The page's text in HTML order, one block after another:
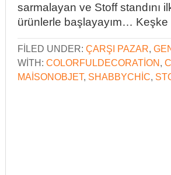
sarmalayan ve Stoff standını
ürünlerle başlayayım… Keşke
FILED UNDER: ÇARŞI PAZAR,
WITH: COLORFULDECORATION,
MAISONOBJET, SHABBYCHIC,